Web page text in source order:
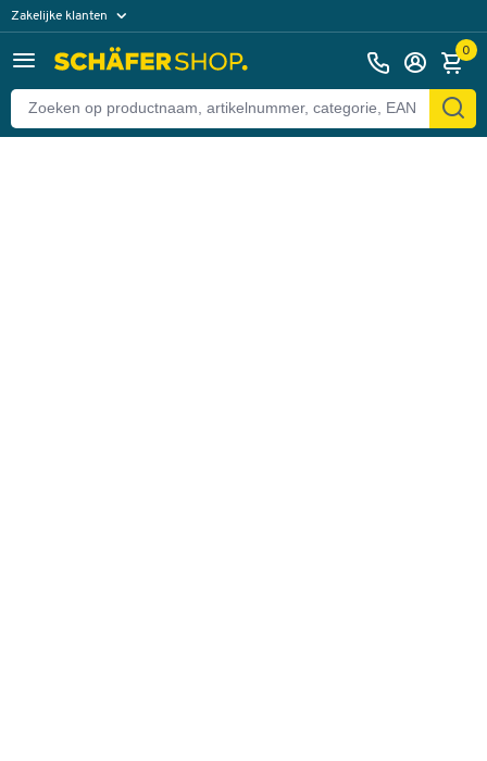
Zakelijke klanten
Particuliere klanten 0
Terug